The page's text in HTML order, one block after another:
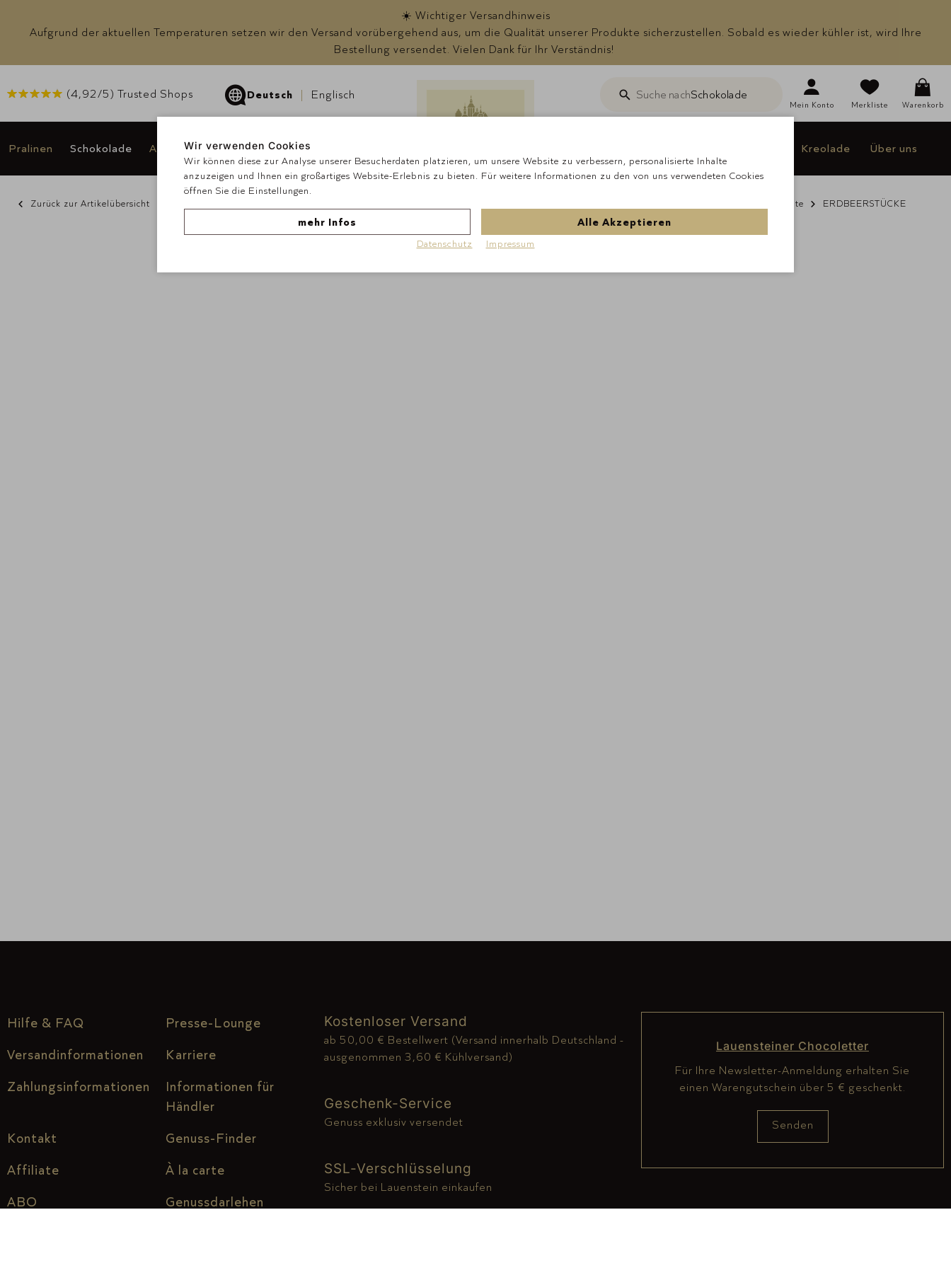
☀️ Wichtiger Versandhinweis
Aufgrund der aktuellen Temperaturen setzen wir den Versand vorübergehend aus, um die Qualität unserer Produkte sicherzustellen. Sobald es wieder kühler ist, wird Ihre
Bestellung versendet. Vielen Dank für Ihr Verständnis!
(4,92 /5) Trusted Shops Deutsch Englisch SucheSuche nachSchokolade
Mein Konto Merkliste Warenkorb
Pralinen Schokolade Anlässe & Geschenke Angebote Kreolade Über uns
Früchte ERDBEERSTÜCKE
Zurück zur Artikelübersicht
Hilfe & FAQ
Presse-Lounge
Versandinformationen
Karriere
Zahlungsinformationen
Informationen für
Händler
Kontakt
Genuss-Finder
Affiliate
À la carte
ABO
Genussdarlehen
Kostenloser Versand
ab 50,00 € Bestellwert (Versand innerhalb Deutschland -
ausgenommen 3,60 € Kühlversand)
Geschenk-Service
Genuss exklusiv versendet
SSL-Verschlüsselung
Sicher bei Lauenstein einkaufen
Lauensteiner Chocoletter
Für Ihre Newsletter-Anmeldung erhalten Sie
einen Warengutschein über 5 € geschenkt.
Wir verwenden Cookies
Wir können diese zur Analyse unserer Besucherdaten platzieren, um unsere Website zu verbessern, personalisierte Inhalte
anzuzeigen und Ihnen ein großartiges Website-Erlebnis zu bieten. Für weitere Informationen zu den von uns verwendeten Cookies
öffnen Sie die Einstellungen.
mehr Infos Alle Akzeptieren
Datenschutz Impressum